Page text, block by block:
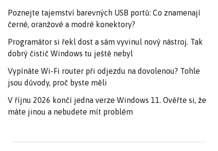
Poznejte tajemství barevných USB portů: Co znamenají
černé, oranžové a modré konektory?
Programátor si řekl dost a sám vyvinul nový nástroj. Tak
dobrý čistič Windows tu ještě nebyl
Vypínáte Wi-Fi router při odjezdu na dovolenou? Tohle
jsou důvody, proč byste měli
V říjnu 2026 končí jedna verze Windows 11. Ověřte si, že
máte jinou a nebudete mít problém